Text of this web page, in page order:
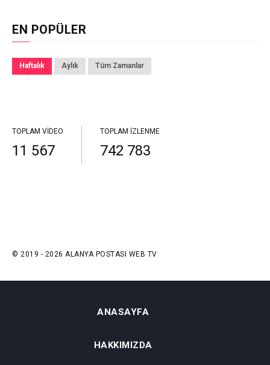
EN POPÜLER
Haftalık Aylık Tüm Zamanlar
TOPLAM VIDEO
11 567
TOPLAM İZLENME
742 783
© 2019 - 2026 ALANYA POSTASI WEB TV
ANASAYFA
HAKKIMIZDA